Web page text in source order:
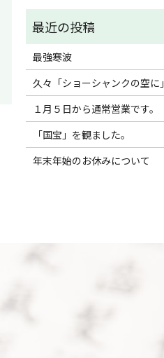
最強寒波
久々「ショーシャンクの空に」
１月５日から通常営業です。
「国宝」を観ました。
年末年始のお休みについて